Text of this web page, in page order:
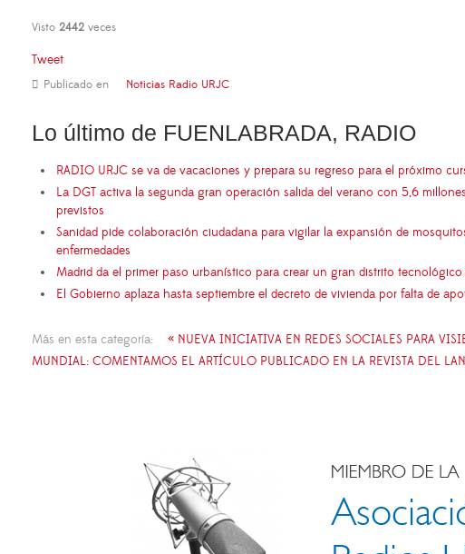
Visto 2442 veces
Tweet
Publicado en Noticias Radio URJC
Lo último de FUENLABRADA, RADIO
RADIO URJC se va de vacaciones y prepara su regreso para el próximo
La DGT activa la segunda gran operación salida del verano con 5,6
previstos
Sanidad pide colaboración ciudadana para vigilar la expansión de
enfermedades
Madrid da el primer paso urbanístico para crear un gran distrito tecnológico
El Gobierno aplaza hasta septiembre el decreto de vivienda por falta de
Más en esta categoría: « NUEVA INICIATIVA EN REDES SOCIALES PARA
MUNDIAL: COMENTAMOS EL ARTÍCULO PUBLICADO EN LA REVISTA DEL